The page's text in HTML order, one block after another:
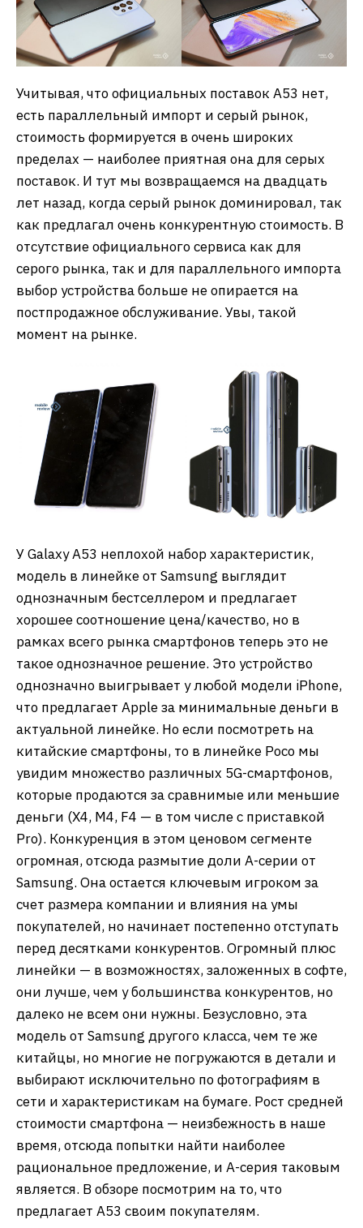
Учитывая, что официальных поставок А53 нет,
есть параллельный импорт и серый рынок,
стоимость формируется в очень широких
пределах — наиболее приятная она для серых
поставок. И тут мы возвращаемся на двадцать
лет назад, когда серый рынок доминировал, так
как предлагал очень конкурентную стоимость. В
отсутствие официального сервиса как для
серого рынка, так и для параллельного импорта
выбор устройства больше не опирается на
постпродажное обслуживание. Увы, такой
момент на рынке.
У Galaxy A53 неплохой набор характеристик,
модель в линейке от Samsung выглядит
однозначным бестселлером и предлагает
хорошее соотношение цена/качество, но в
рамках всего рынка смартфонов теперь это не
такое однозначное решение. Это устройство
однозначно выигрывает у любой модели iPhone,
что предлагает Apple за минимальные деньги в
актуальной линейке. Но если посмотреть на
китайские смартфоны, то в линейке Poco мы
увидим множество различных 5G-смартфонов,
которые продаются за сравнимые или меньшие
деньги (X4, M4, F4 — в том числе с приставкой
Pro). Конкуренция в этом ценовом сегменте
огромная, отсюда размытие доли А-серии от
Samsung. Она остается ключевым игроком за
счет размера компании и влияния на умы
покупателей, но начинает постепенно отступать
перед десятками конкурентов. Огромный плюс
линейки — в возможностях, заложенных в софте,
они лучше, чем у большинства конкурентов, но
далеко не всем они нужны. Безусловно, эта
модель от Samsung другого класса, чем те же
китайцы, но многие не погружаются в детали и
выбирают исключительно по фотографиям в
сети и характеристикам на бумаге. Рост средней
стоимости смартфона — неизбежность в наше
время, отсюда попытки найти наиболее
рациональное предложение, и А-серия таковым
является. В обзоре посмотрим на то, что
предлагает А53 своим покупателям.